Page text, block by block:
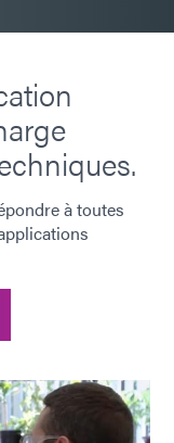
à toutes